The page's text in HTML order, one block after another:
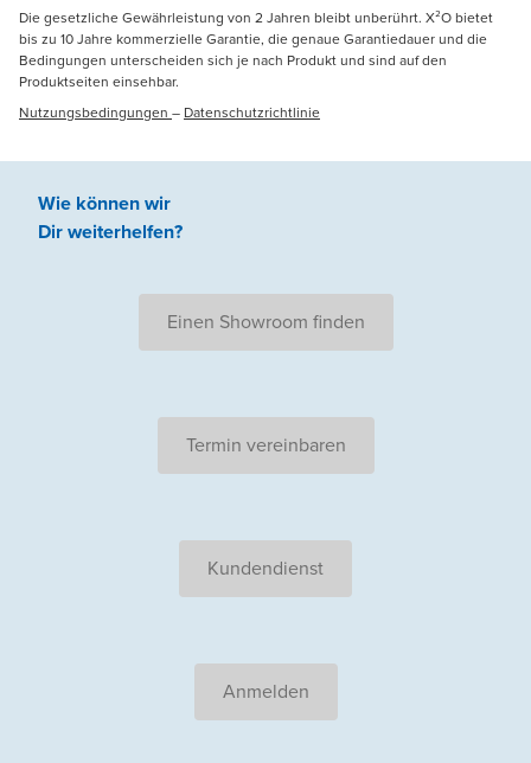
Die gesetzliche Gewährleistung von 2 Jahren bleibt unberührt. X²O bietet
bis zu 10 Jahre kommerzielle Garantie, die genaue Garantiedauer und die
Bedingungen unterscheiden sich je nach Produkt und sind auf den
Produktseiten einsehbar.
Nutzungsbedingungen – Datenschutzrichtlinie
Wie können wir
Dir weiterhelfen?
Einen Showroom finden
Termin vereinbaren
Kundendienst
Anmelden